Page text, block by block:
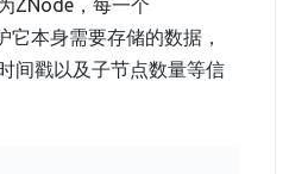
ZNode，每一个
本身需要存储的数据，
间戳以及子节点数量等信